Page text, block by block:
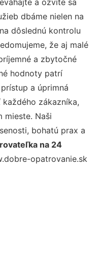
a ozvite sa
dbáme nielen na
dôslednú kontrolu
že aj malé
a zbytočné
hodnoty patrí
a úprimná
zákazníka,
mieste. Naši
bohatú prax a
na 24
opatrovanie.sk